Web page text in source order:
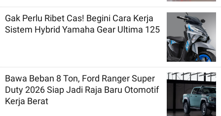
Gak Perlu Ribet Cas! Begini Cara Kerja
Sistem Hybrid Yamaha Gear Ultima 125
Bawa Beban 8 Ton, Ford Ranger Super
Duty 2026 Siap Jadi Raja Baru Otomotif
Kerja Berat